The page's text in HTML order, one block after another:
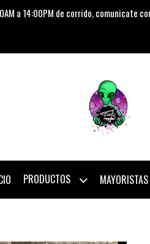
a 14:00PM de corrido,
PRODUCTOS MAYORISTAS